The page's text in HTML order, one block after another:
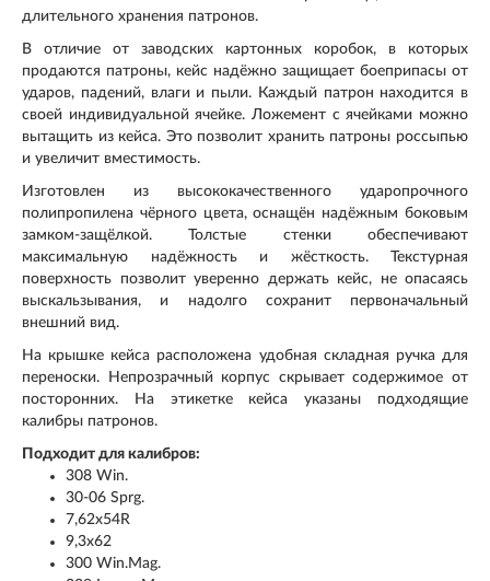
длительного хранения патронов.
В отличие от заводских картонных коробок, в которых
продаются патроны, кейс надёжно защищает боеприпасы от
ударов, падений, влаги и пыли. Каждый патрон находится в
своей индивидуальной ячейке. Ложемент с ячейками можно
вытащить из кейса. Это позволит хранить патроны россыпью
и увеличит вместимость.
Изготовлен из высококачественного ударопрочного
полипропилена чёрного цвета, оснащён надёжным боковым
замком-защёлкой. Толстые стенки обеспечивают
максимальную надёжность и жёсткость. Текстурная
поверхность позволит уверенно держать кейс, не опасаясь
выскальзывания, и надолго сохранит первоначальный
внешний вид.
На крышке кейса расположена удобная складная ручка для
переноски. Непрозрачный корпус скрывает содержимое от
посторонних. На этикетке кейса указаны подходящие
калибры патронов.
Подходит для калибров:
308 Win.
30-06 Sprg.
7,62х54R
9,3х62
300 Win.Mag.